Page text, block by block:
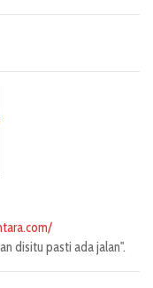
disitu pasti ada jalan".